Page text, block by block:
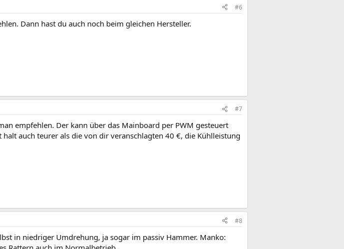
#6
Dann hast du auch noch beim gleichen Hersteller.
#7
empfehlen. Der kann über das Mainboard per PWM gesteuert
halt auch teurer als die von dir veranschlagten 40 €, die Kühlleistung
#8
in niedriger Umdrehung, ja sogar im passiv Hammer. Manko: